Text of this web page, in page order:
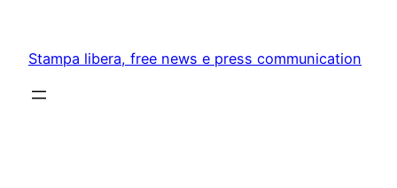
content
Stampa libera, free news e press communication